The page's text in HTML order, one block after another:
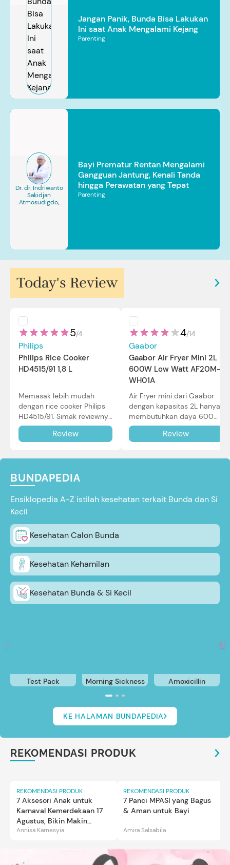
Jangan Panik, Bunda Bisa Lakukan
Ini saat Anak Mengalami Kejang
Parenting
Dr. dr. Indriwanto
Sakidjan
Atmosudigdo,
Bayi Prematur Rentan Mengalami
Gangguan Jantung, Kenali Tanda
hingga Perawatan yang Tepat
Parenting
Today's Review
5/4
Philips
Philips Rice Cooker
HD4515/91 1,8 L
Memasak lebih mudah
dengan rice cooker Philips
HD4515/91. Simak reviewnya
di sini.
Review
4/14
Gaabor
Gaabor Air Fryer Mini 2L
600W Low Watt AF20M-
WH01A
Air Fryer mini dari Gaabor
dengan kapasitas 2L hanya
membutuhkan daya 600W
dalam pemakaian. Simak
review selengkapnya di sini.
Review
BUNDAPEDIA
Ensiklopedia A-Z istilah kesehatan terkait Bunda dan Si
Kecil
Kesehatan Calon Bunda
Kesehatan Kehamilan
Kesehatan Bunda & Si Kecil
Test Pack Morning Sickness Amoxicillin
KE HALAMAN BUNDAPEDIA
REKOMENDASI PRODUK
REKOMENDASI PRODUK
7 Aksesori Anak untuk
Karnaval Kemerdekaan 17
Agustus, Bikin Makin
Gemas
Annisa Karnesyia
REKOMENDASI PRODUK
7 Panci MPASI yang Bagus
& Aman untuk Bayi
Amira Salsabila